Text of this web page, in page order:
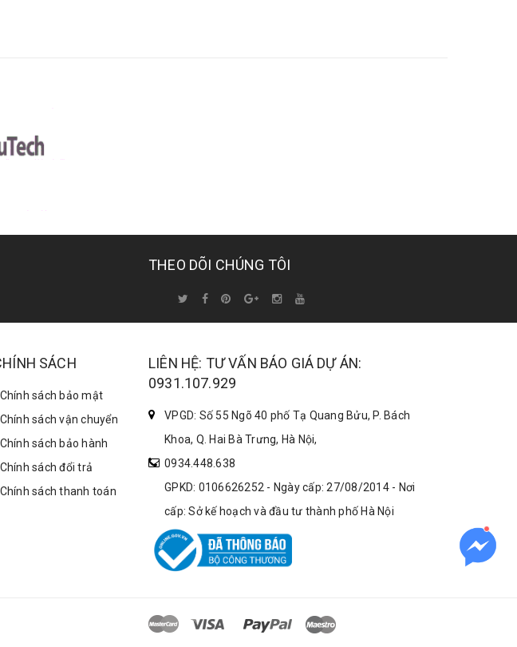
THEO DÕI CHÚNG TÔI
SÁCH
Chính sách bảo mật
Chính sách vận chuyển
Chính sách bảo hành
Chính sách đổi trả
Chính sách thanh toán
LIÊN HỆ: TƯ VẤN BÁO GIÁ DỰ ÁN:
0931.107.929
VPGD: Số 55 Ngõ 40 phố Tạ Quang Bửu, P. Bách
Khoa, Q. Hai Bà Trưng, Hà Nội,
0934.448.638
GPKD: 0106626252 - Ngày cấp: 27/08/2014 - Nơi
cấp: Sở kế hoạch và đầu tư thành phố Hà Nội